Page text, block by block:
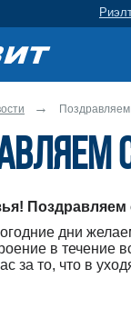
дни
в течение
за то, что в